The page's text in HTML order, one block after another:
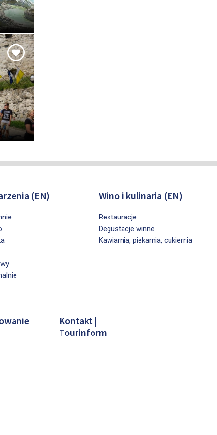
(EN) Wino i kulinaria (EN)
Restauracje
Degustacje winne
Kawiarnia, piekarnia, cukiernia
Kontakt |
Tourinform